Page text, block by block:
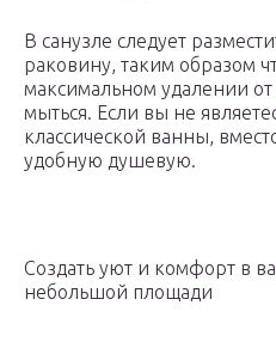
В санузле следует
раковину, таким образом
максимальном удалении от
мыться. Если вы не
классической ванны,
удобную душевую.
Создать уют и комфорт в
небольшой площади